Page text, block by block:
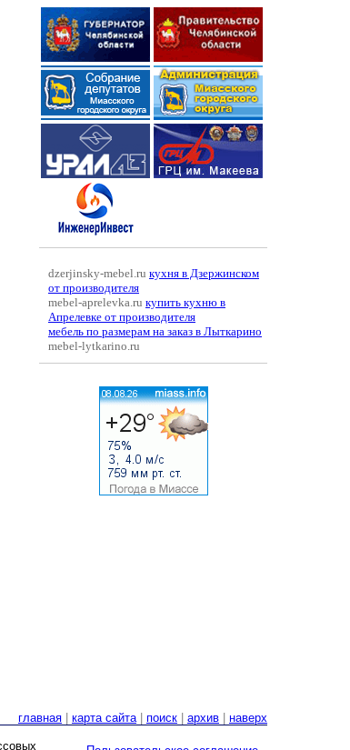
dzerjinsky-mebel.ru кухня в Дзержинском
от производителя
mebel-aprelevka.ru купить кухню в
Апрелевке от производителя
мебель по размерам на заказ в Лыткарино
mebel-lytkarino.ru
главная карта сайта| поиск архив
наверх